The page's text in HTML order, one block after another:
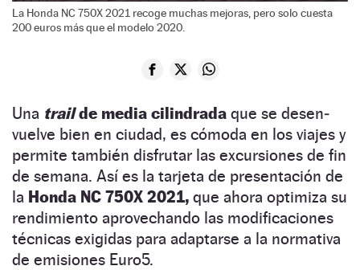
La Honda NC 750X 2021 recoge muchas mejoras, pero solo cuesta
200 euros más que el modelo 2020.
Una trailde media cilindrada que se desen­
vuelve bien en ciudad, es cómoda en los viajes y
permite también disfrutar las excursiones de fin
de semana. Así es la tarjeta de presentación de
la Honda NC 750X 2021, que ahora optimiza su
rendimiento aprovechando las modificaciones
técnicas exigidas para adaptarse a la normativa
de emisiones Euro5.